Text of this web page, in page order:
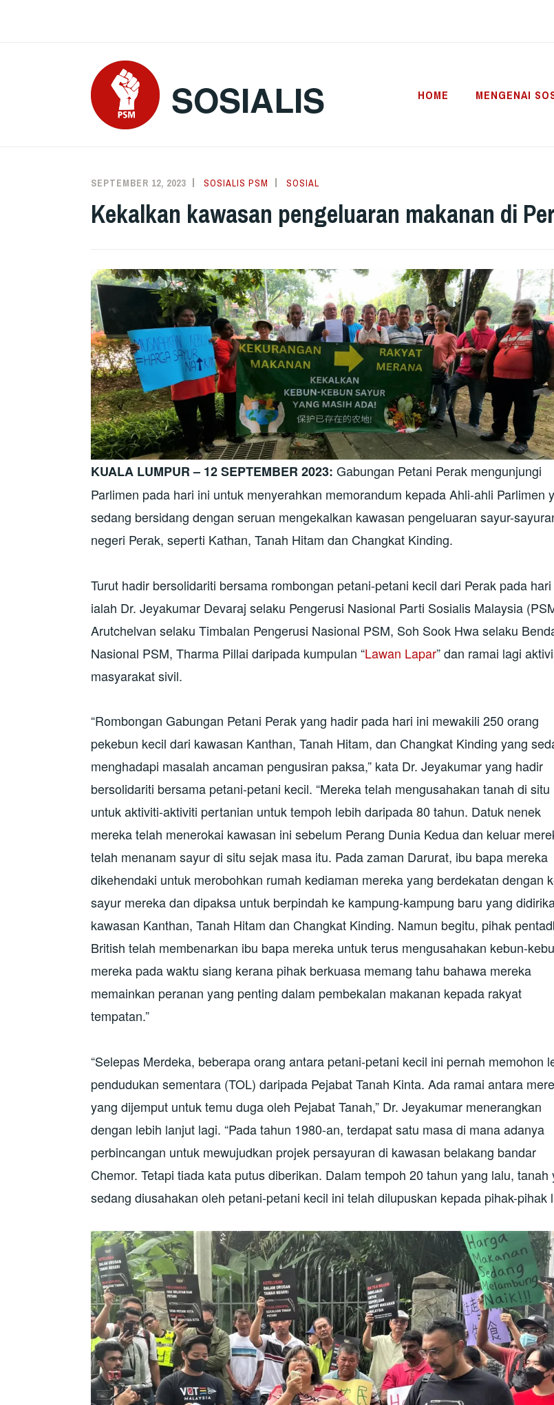
SOSIALIS HOME MENGENAI
SEPTEMBER 12, 2023 SOSIALIS PSM SOSIAL
Kekalkan kawasan pengeluaran makanan di
KUALA LUMPUR – 12 SEPTEMBER 2023: Gabungan Petani Perak mengunjungi
Parlimen pada hari ini untuk menyerahkan memorandum kepada Ahli-ahli Parlimen
sedang bersidang dengan seruan mengekalkan kawasan pengeluaran sayur-
negeri Perak, seperti Kathan, Tanah Hitam dan Changkat Kinding.
Turut hadir bersolidariti bersama rombongan petani-petani kecil dari Perak pada hari
ialah Dr. Jeyakumar Devaraj selaku Pengerusi Nasional Parti Sosialis Malaysia
Arutchelvan selaku Timbalan Pengerusi Nasional PSM, Soh Sook Hwa selaku
Nasional PSM, Tharma Pillai daripada kumpulan “Lawan Lapar” dan ramai lagi
masyarakat sivil.
“Rombongan Gabungan Petani Perak yang hadir pada hari ini mewakili 250 orang
pekebun kecil dari kawasan Kanthan, Tanah Hitam, dan Changkat Kinding yang
menghadapi masalah ancaman pengusiran paksa,” kata Dr. Jeyakumar yang hadir
bersolidariti bersama petani-petani kecil. “Mereka telah mengusahakan tanah di situ
untuk aktiviti-aktiviti pertanian untuk tempoh lebih daripada 80 tahun. Datuk nenek
mereka telah menerokai kawasan ini sebelum Perang Dunia Kedua dan keluar
telah menanam sayur di situ sejak masa itu. Pada zaman Darurat, ibu bapa mereka
dikehendaki untuk merobohkan rumah kediaman mereka yang berdekatan dengan
sayur mereka dan dipaksa untuk berpindah ke kampung-kampung baru yang
kawasan Kanthan, Tanah Hitam dan Changkat Kinding. Namun begitu, pihak
British telah membenarkan ibu bapa mereka untuk terus mengusahakan kebun-
mereka pada waktu siang kerana pihak berkuasa memang tahu bahawa mereka
memainkan peranan yang penting dalam pembekalan makanan kepada rakyat
tempatan.”
“Selepas Merdeka, beberapa orang antara petani-petani kecil ini pernah memohon
pendudukan sementara (TOL) daripada Pejabat Tanah Kinta. Ada ramai antara
yang dijemput untuk temu duga oleh Pejabat Tanah,” Dr. Jeyakumar menerangkan
dengan lebih lanjut lagi. “Pada tahun 1980-an, terdapat satu masa di mana adanya
perbincangan untuk mewujudkan projek persayuran di kawasan belakang bandar
Chemor. Tetapi tiada kata putus diberikan. Dalam tempoh 20 tahun yang lalu, tanah
sedang diusahakan oleh petani-petani kecil ini telah dilupuskan kepada pihak-pihak